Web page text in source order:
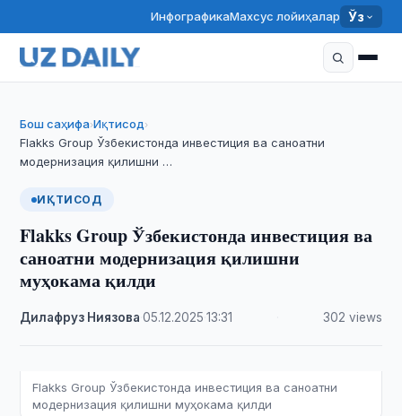
ИнфографикаМахсус лойиҳалар Ўз
Бош саҳифа›Иқтисод›
Flakks Group Ўзбекистонда инвестиция ва саноатни
модернизация қилишни …
ИҚТИСОД
Flakks Group Ўзбекистонда инвестиция ва
саноатни модернизация қилишни
муҳокама қилди
Дилафруз Ниязова ·05.12.2025 ·13:31 302 views
Flakks Group Ўзбекистонда инвестиция ва саноатни
модернизация қилишни муҳокама қилди